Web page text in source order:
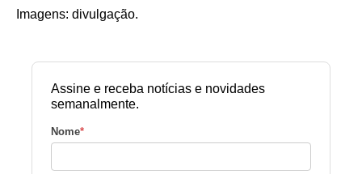
Imagens: divulgação.
Assine e receba notícias e novidades
semanalmente.
Nome*